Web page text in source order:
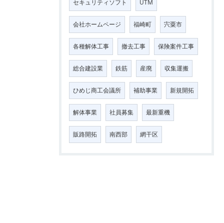
セキュリティソフト UTM
会社ホームページ 福崎町 宍粟市
各種解体工事 撤去工事 保険案件工事
総合建設業 鉄筋 産廃 収集運搬
ひめじ商工会議所 補助事業 新規開拓
解体事業 社員募集 最新重機
販路開拓 南西部 網干区